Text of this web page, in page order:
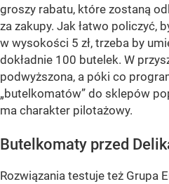
groszy rabatu, które zostaną
za zakupy. Jak łatwo policzyć,
w wysokości 5 zł, trzeba by
dokładnie 100 butelek. W
podwyższona, a póki co
„butelkomatów” do sklepów
ma charakter pilotażowy.
Butelkomaty przed
Rozwiązania testuje też Grupa